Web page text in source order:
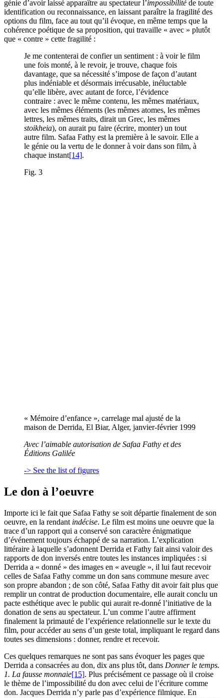
génie d’avoir laissé apparaître au spectateur l’impossibilité de toute
identification ou reconnaissance, en laissant paraître la fragilité des
options du film, face au tout qu’il évoque, en même temps que la
cohérence poétique de sa proposition, qui travaille « avec » plutôt
que « contre » cette fragilité :
Je me contenterai de confier un sentiment : à voir le film
une fois monté, à le revoir, je trouve, chaque fois
davantage, que sa nécessité s’impose de façon d’autant
plus indéniable et désormais irrécusable, inéluctable
qu’elle libère, avec autant de force, l’évidence
contraire : avec le même contenu, les mêmes matériaux,
avec les mêmes éléments (les mêmes atomes, les mêmes
lettres, les mêmes traits, dirait un Grec, les mêmes
stoikheia), on aurait pu faire (écrire, monter) un tout
autre film. Safaa Fathy est la première à le savoir. Elle a
le génie ou la vertu de le donner à voir dans son film, à
chaque instant[14].
Fig. 3
« Mémoire d’enfance », carrelage mal ajusté de la
maison de Derrida, El Biar, Alger, janvier-février 1999
Avec l’aimable autorisation de Safaa Fathy et des
Éditions Galilée
-> See the list of figures
Le don à l’oeuvre
Importe ici le fait que Safaa Fathy se soit départie finalement de son
oeuvre, en la rendant indécise. Le film est moins une oeuvre que la
trace d’un rapport qui a conservé son caractère énigmatique
d’événement toujours échappé de sa narration. L’explication
littéraire à laquelle s’adonnent Derrida et Fathy fait ainsi valoir des
rapports de don inversés entre toutes les instances impliquées : si
Derrida a « donné » des images en « aveugle », il lui faut recevoir
celles de Safaa Fathy comme un don sans commune mesure avec
son propre abandon ; de son côté, Safaa Fathy dit avoir fait plus que
remplir un contrat de production documentaire, elle aurait conclu un
pacte esthétique avec le public qui aurait re-donné l’initiative de la
donation de sens au spectateur. L’un comme l’autre affirment
finalement la primauté de l’expérience relationnelle sur le texte du
film, pour accéder au sens d’un geste total, impliquant le regard dans
toutes ses dimensions : donner, rendre et recevoir.
Ces quelques remarques ne sont pas sans évoquer les pages que
Derrida a consacrées au don, dix ans plus tôt, dans Donner le temps.
1. La fausse monnaie[15]. Plus précisément ce passage où il croise
le thème de l’impossibilité du don avec celui de l’écriture comme
don. Jacques Derrida n’y parle pas d’expérience filmique. En